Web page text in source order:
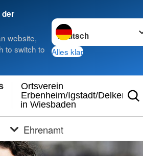
der
website,
to switch to
Sprache wechseln zu
Alles klar
in Wiesbaden
Erbenheim/Igstadt/
Ortsverein
Ehrenamt